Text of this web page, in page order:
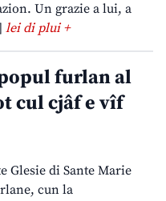
Un grazie a lui, a
lei di plui +
furlan al
cul cjâf e vîf
Glesie di Sante Marie
cun la